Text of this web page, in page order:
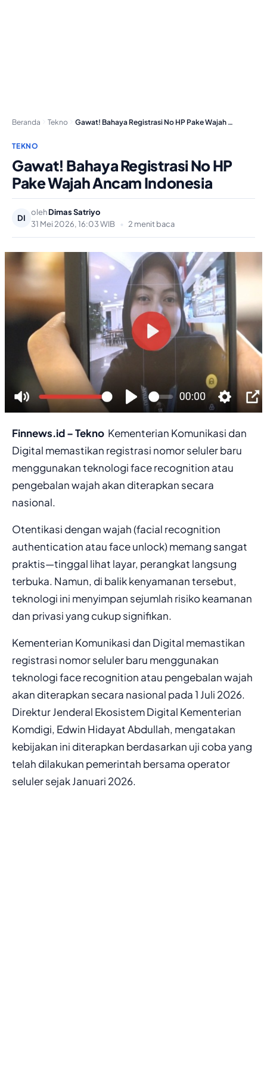
Beranda Tekno Gawat! Bahaya Registrasi No HP Pake Wajah Ancam…
TEKNO
Gawat! Bahaya Registrasi No HP
Pake Wajah Ancam Indonesia
DI
olehDimas Satriyo
31 Mei 2026, 16:03 WIB
• 2 menit baca
Finnews.id – Tekno Kementerian Komunikasi dan
Digital memastikan registrasi nomor seluler baru
menggunakan teknologi face recognition atau
pengebalan wajah akan diterapkan secara
nasional.
Otentikasi dengan wajah (facial recognition
authentication atau face unlock) memang sangat
praktis—tinggal lihat layar, perangkat langsung
terbuka. Namun, di balik kenyamanan tersebut,
teknologi ini menyimpan sejumlah risiko keamanan
dan privasi yang cukup signifikan.
Kementerian Komunikasi dan Digital memastikan
registrasi nomor seluler baru menggunakan
teknologi face recognition atau pengebalan wajah
akan diterapkan secara nasional pada 1 Juli 2026.
Direktur Jenderal Ekosistem Digital Kementerian
Komdigi, Edwin Hidayat Abdullah, mengatakan
kebijakan ini diterapkan berdasarkan uji coba yang
telah dilakukan pemerintah bersama operator
seluler sejak Januari 2026.